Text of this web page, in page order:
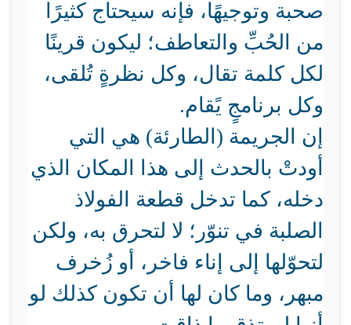
صحبة وتوجيهًا، فإنه سيحتاج كثيرًا
من الحُبِّ والتعاطف؛ ليكون قرينًا
لكل كلمة تقال، وكل نظرةٍ تُلقى،
وكل برنامجٍ يًقام.
إن الجريمة (الطارئة) هي التي
أودتْ بالحدث إلى هذا المكان الذي
دخله، كما تدخل قطعة الفولاذ
الصلبة في تنوّر؛ لا لتحرق به، ولكن
لتحوّلها إلى إناء فاخر، أو زُخرف
مبهر، وما كان لها أن تكون كذلك لو